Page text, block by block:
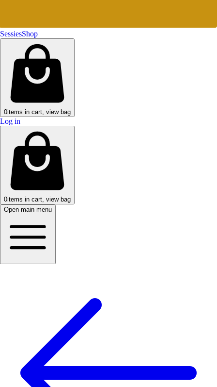
SessiesShop
0items in cart, view bag
Log in
0items in cart, view bag
Open main menu